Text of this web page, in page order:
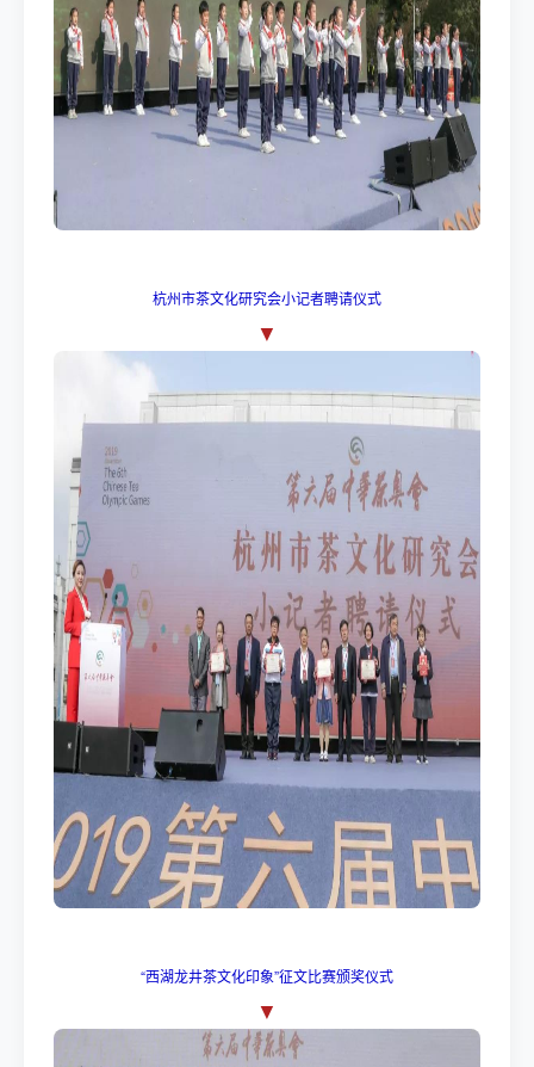
杭州市茶文化研究会小记者聘请仪式
▼
“西湖龙井茶文化印象”征文比赛颁奖仪式
▼